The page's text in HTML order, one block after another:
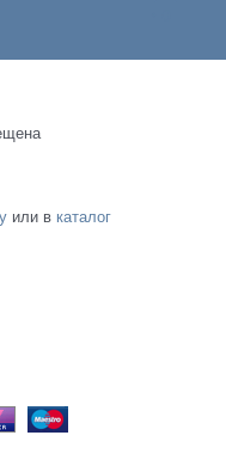
или в каталог